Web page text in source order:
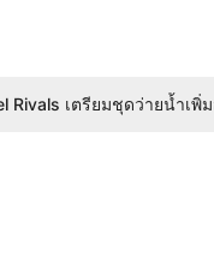
Rivals เตรียมชุดว่ายน้ำเ